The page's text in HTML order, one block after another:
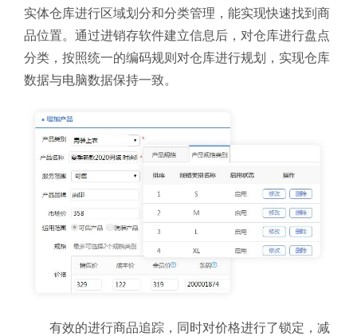
实体仓库进行区域划分和分类管理，能实现快速找到商
品位置。通过进销存软件建立信息后，对仓库进行盘点
分类，按照统一的编码规则对仓库进行规划，实现仓库
数据与电脑数据保持一致。
有效的进行商品追踪，同时对价格进行了锁定，减